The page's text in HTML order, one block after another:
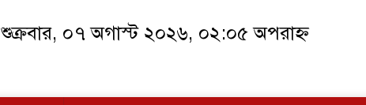
শুক্রবার, ০৭ অগাস্ট ২০২৬, ০২:০৫ অপরাহ্ন